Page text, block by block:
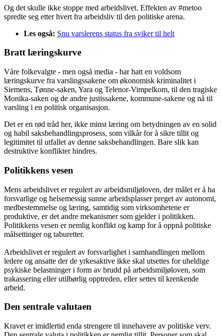
Og det skulle ikke stoppe med arbeidslivet. Effekten av #metoo
spredte seg etter hvert fra arbeidsliv til den politiske arena.
Les også: Snu varslerens status fra sviker til helt
Bratt læringskurve
Våre folkevalgte - men også media - har hatt en voldsom
læringskurve fra varslingssakene om økonomisk kriminalitet i
Siemens, Tønne-saken, Yara og Telenor-Vimpelkom, til den tragiske
Monika-saken og de andre justissakene, kommune-sakene og nå til
varsling i en politisk organisasjon.
Det er en rød tråd her, ikke minst læring om betydningen av en solid
og habil saksbehandlingsprosess, som vilkår for å sikre tillit og
legitimitet til utfallet av denne saksbehandlingen. Bare slik kan
destruktive konflikter hindres.
Politikkens vesen
Mens arbeidslivet er regulert av arbeidsmiljøloven, der målet er å ha
forsvarlige og helsemessig sunne arbeidsplasser preget av autonomi,
medbestemmelse og læring, samtidig som virksomhetene er
produktive, er det andre mekanismer som gjelder i politikken.
Politikkens vesen er nemlig konflikt og kamp for å oppnå politiske
målsettinger og taburetter.
Arbeidslivet er regulert av forsvarlighet i samhandlingen mellom
ledere og ansatte der de yrkesaktive ikke skal utsettes for uheldige
psykiske belastninger i form av brudd på arbeidsmiljøloven, som
trakassering eller utilbørlig opptreden, eller settes til krenkende
arbeid.
Den sentrale valutaen
Kravet er imidlertid enda strengere til innehavere av politiske verv.